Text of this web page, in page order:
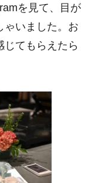
を見て、目が
ゃいました。お
てもらえたら